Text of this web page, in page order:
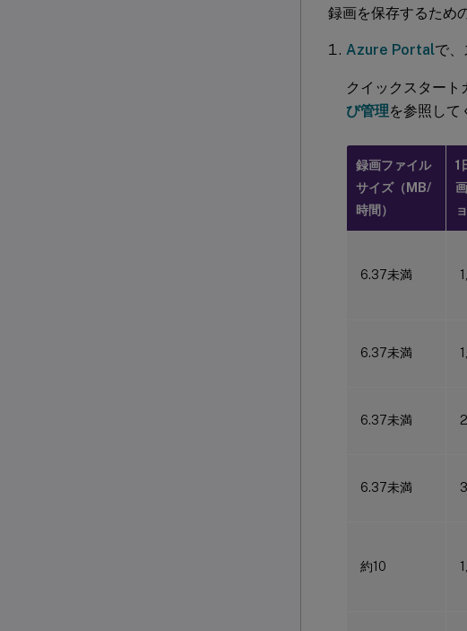
録画を保存するため
Azure Portalで
クイックスター
び管理を参照して
録画ファイル
サイズ（MB/
時間）
1
6.37未満
6.37未満
6.37未満
6.37未満
約10